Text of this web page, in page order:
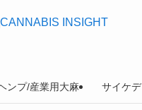
ンプ/産業用大麻 サイケ